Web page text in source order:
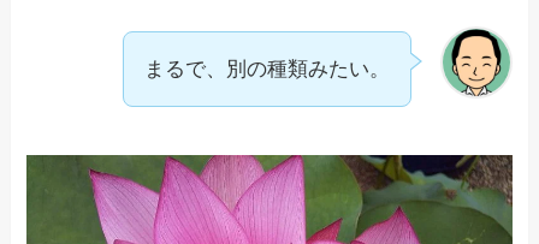
まるで、別の種類みたい。